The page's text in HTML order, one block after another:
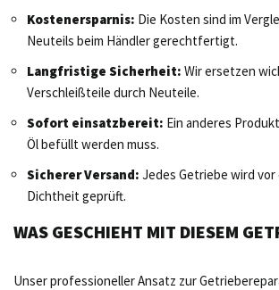
Kostenersparnis: Die Kosten sind im
Neuteils beim Händler gerechtfertigt.
Langfristige Sicherheit: Wir ersetzen
Verschleißteile durch Neuteile.
Sofort einsatzbereit: Ein anderes
Öl befüllt werden muss.
Sicherer Versand: Jedes Getriebe wird vor
Dichtheit geprüft.
WAS GESCHIEHT MIT DIESEM
Unser professioneller Ansatz zur